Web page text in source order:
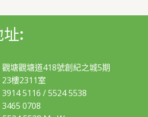
址:
觀塘觀塘道418號創紀之城5期
23樓2311室
3914 5116 /5524 5538
3465 0708